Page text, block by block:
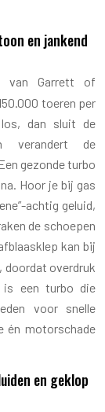
en jankend
van Garrett of
toeren per
dan sluit de
verandert de
gezonde turbo
Hoor je bij gas
achtig geluid,
de schoepen
kan bij
doordat overdruk
een turbo die
voor snelle
én motorschade
en geklop